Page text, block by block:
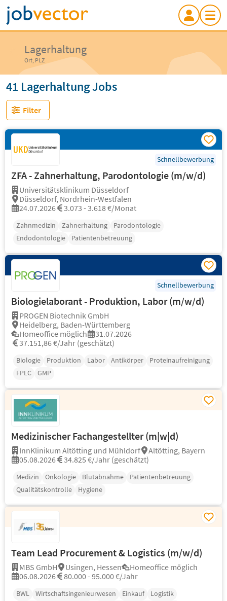
Lagerhaltung
Ort, PLZ
41 Lagerhaltung Jobs
Filter
Schnellbewerbung
ZFA - Zahnerhaltung, Parodontologie (m/w/d)
Universitätsklinikum Düsseldorf
Düsseldorf, Nordrhein-Westfalen
24.07.2026
3.073 - 3.618 €/Monat
Zahnmedizin Zahnerhaltung
Parodontologie
Endodontologie
Patientenbetreuung
Schnellbewerbung
Biologielaborant - Produktion, Labor (m/w/d)
PROGEN Biotechnik GmbH
Heidelberg, Baden-Württemberg
Homeoffice möglich
31.07.2026
37.151,86 €/Jahr (geschätzt)
Biologie Produktion Labor Antikörper
Proteinaufreinigung
FPLC
GMP
Medizinischer Fachangestellter (m|w|d)
InnKlinikum Altötting und Mühldorf
Altötting, Bayern
05.08.2026
34.825 €/Jahr (geschätzt)
Medizin Onkologie Blutabnahme
Patientenbetreuung
Qualitätskontrolle
Hygiene
Team Lead Procurement & Logistics (m/w/d)
MBS GmbH Usingen, Hessen
Homeoffice möglich
06.08.2026
80.000 - 95.000 €/Jahr
BWL Wirtschaftsingenieurwesen Einkauf
Logistik